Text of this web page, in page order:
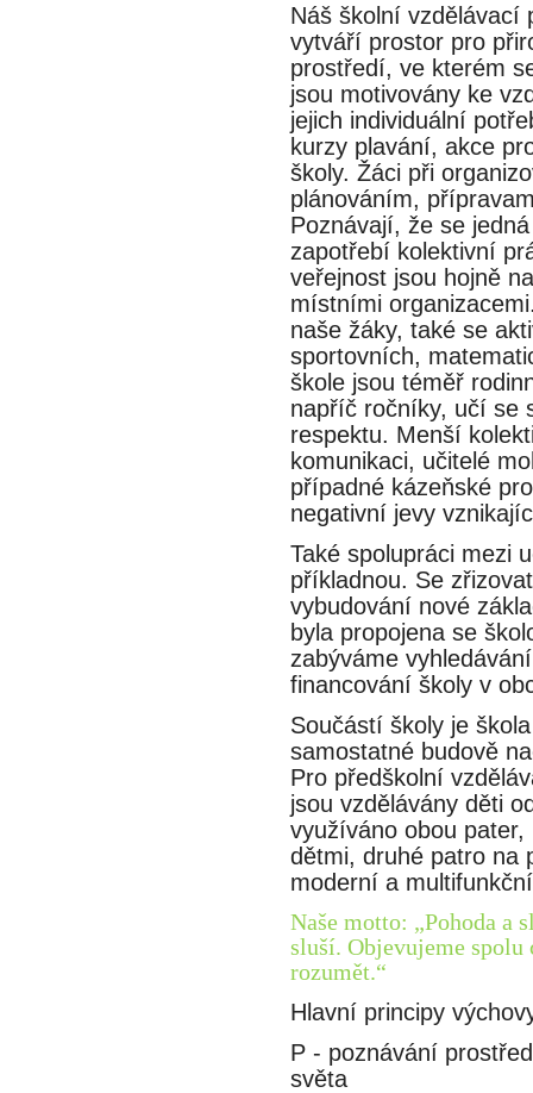
Náš školní vzdělávací
vytváří prostor pro
prostředí, ve kterém
jsou motivovány ke
jejich individuální
kurzy plavání, akce
školy. Žáci při
plánováním,
Poznávají, že se
zapotřebí kolektivní
veřejnost jsou hojně
místními
naše žáky, také se
sportovních,
škole jsou téměř
napříč ročníky, učí se
respektu. Menší
komunikaci, učitelé
případné kázeňské
negativní jevy
Také spolupráci mezi
příkladnou. Se
vybudování nové
byla propojena se
zabýváme
financování školy v
Součástí školy je
samostatné budově
Pro předškolní
jsou vzdělávány děti
využíváno obou
dětmi, druhé patro na
moderní a
Naše motto: „Pohoda a
sluší. Objevujeme spolu
rozumět.“
Hlavní principy
P - poznávání
světa